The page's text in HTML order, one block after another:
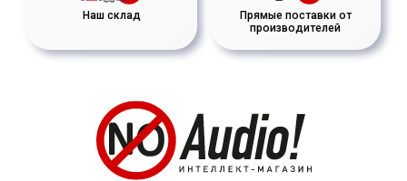
Наш склад
Прямые поставки от
производителей